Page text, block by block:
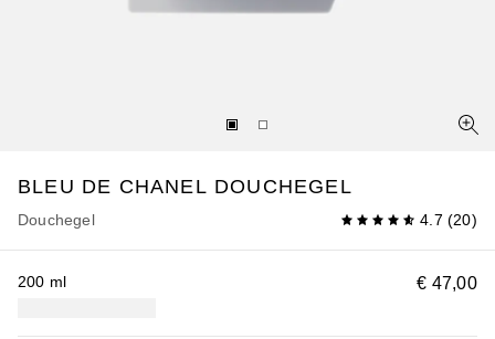
BLEU DE CHANEL DOUCHEGEL
Douchegel 4.7 (20)
€ 47,00
200 ml